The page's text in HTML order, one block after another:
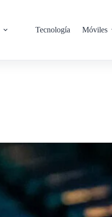
Tecnología Móviles